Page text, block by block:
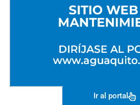
Compartir:
Artículos Relacionados
PULIDA, ATUCUCHO, HABAS CORRAL,
CAICEDO, RUMIPAMBA, EL TEJADO,
Ir al portal